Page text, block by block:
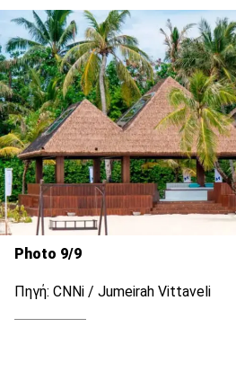
Photo 9/9
Πηγή: CNNi / Jumeirah Vittaveli